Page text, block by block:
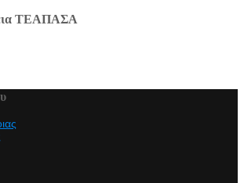
ΤΕΑΠΑΣΑ